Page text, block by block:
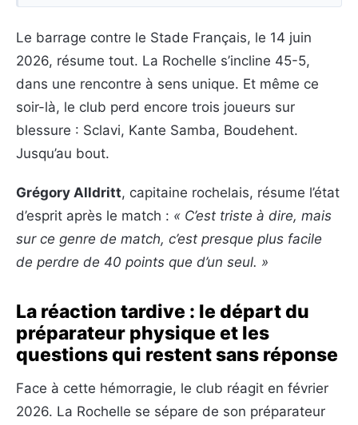
Le barrage contre le Stade Français, le 14 juin
2026, résume tout. La Rochelle s’incline 45-5,
dans une rencontre à sens unique. Et même ce
soir-là, le club perd encore trois joueurs sur
blessure : Sclavi, Kante Samba, Boudehent.
Jusqu’au bout.
Grégory Alldritt, capitaine rochelais, résume l’état
d’esprit après le match : « C’est triste à dire, mais
sur ce genre de match, c’est presque plus facile
de perdre de 40 points que d’un seul. »
La réaction tardive : le départ du
préparateur physique et les
questions qui restent sans réponse
Face à cette hémorragie, le club réagit en février
2026. La Rochelle se sépare de son préparateur